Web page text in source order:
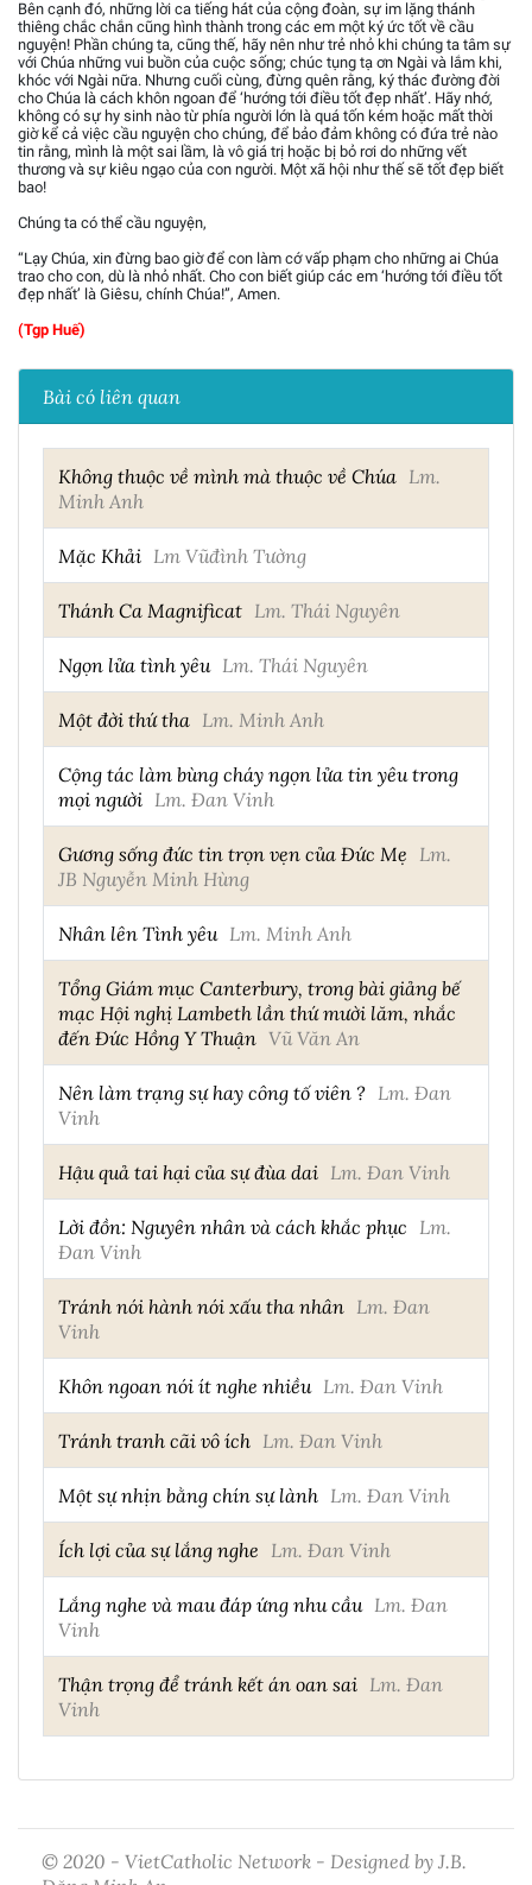
Bên cạnh đó, những lời ca tiếng hát của cộng đoàn, sự im lặng thánh
thiêng chắc chắn cũng hình thành trong các em một ký ức tốt về cầu
nguyện! Phần chúng ta, cũng thế, hãy nên như trẻ nhỏ khi chúng ta tâm sự
với Chúa những vui buồn của cuộc sống; chúc tụng tạ ơn Ngài và lắm khi,
khóc với Ngài nữa. Nhưng cuối cùng, đừng quên rằng, ký thác đường đời
cho Chúa là cách khôn ngoan để ‘hướng tới điều tốt đẹp nhất’. Hãy nhớ,
không có sự hy sinh nào từ phía người lớn là quá tốn kém hoặc mất thời
giờ kể cả việc cầu nguyện cho chúng, để bảo đảm không có đứa trẻ nào
tin rằng, mình là một sai lầm, là vô giá trị hoặc bị bỏ rơi do những vết
thương và sự kiêu ngạo của con người. Một xã hội như thế sẽ tốt đẹp biết
bao!
Chúng ta có thể cầu nguyện,
“Lạy Chúa, xin đừng bao giờ để con làm cớ vấp phạm cho những ai Chúa
trao cho con, dù là nhỏ nhất. Cho con biết giúp các em ‘hướng tới điều tốt
đẹp nhất’ là Giêsu, chính Chúa!”, Amen.
(Tgp Huế)
Bài có liên quan
Không thuộc về mình mà thuộc về Chúa Lm.
Minh Anh
Mặc Khải Lm Vũđình Tường
Thánh Ca Magnificat Lm. Thái Nguyên
Ngọn lửa tình yêu Lm. Thái Nguyên
Một đời thứ tha Lm. Minh Anh
Cộng tác làm bùng cháy ngọn lửa tin yêu trong
mọi người Lm. Đan Vinh
Gương sống đức tin trọn vẹn của Đức Mẹ Lm.
JB Nguyễn Minh Hùng
Nhân lên Tình yêu Lm. Minh Anh
Tổng Giám mục Canterbury, trong bài giảng bế
mạc Hội nghị Lambeth lần thứ mười lăm, nhắc
đến Đức Hồng Y Thuận Vũ Văn An
Nên làm trạng sự hay công tố viên ? Lm. Đan
Vinh
Hậu quả tai hại của sự đùa dai Lm. Đan Vinh
Lời đồn: Nguyên nhân và cách khắc phục Lm.
Đan Vinh
Tránh nói hành nói xấu tha nhân Lm. Đan
Vinh
Khôn ngoan nói ít nghe nhiều Lm. Đan Vinh
Tránh tranh cãi vô ích Lm. Đan Vinh
Một sự nhịn bằng chín sự lành Lm. Đan Vinh
Ích lợi của sự lắng nghe Lm. Đan Vinh
Lắng nghe và mau đáp ứng nhu cầu Lm. Đan
Vinh
Thận trọng để tránh kết án oan sai Lm. Đan
Vinh
© 2020 - VietCatholic Network - Designed by J.B.